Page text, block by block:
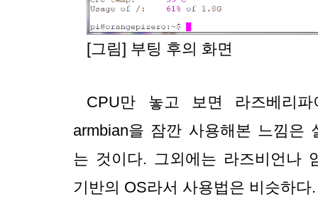
[그림] 부팅 후의 화면
CPU만 놓고 보면 라즈베리
armbian을 잠깐 사용해본 느낌은
는 것이다. 그외에는 라즈비언나
기반의 OS라서 사용법은 비슷하다.